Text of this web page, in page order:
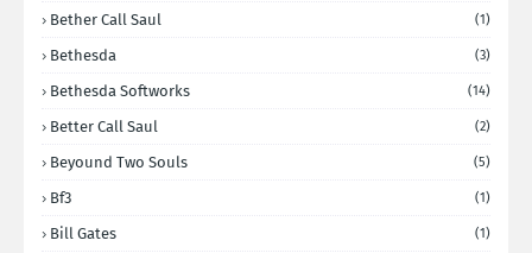
Bether Call Saul (1)
Bethesda (3)
Bethesda Softworks (14)
Better Call Saul (2)
Beyound Two Souls (5)
Bf3 (1)
Bill Gates (1)